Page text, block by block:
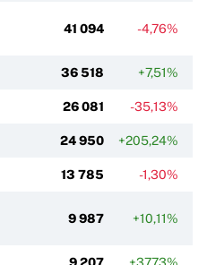
41 094 -4,76%
36 518 +7,51%
26 081 -35,13%
24 950 +205,24%
13 785 -1,30%
9 987 +10,11%
9 207 +37,73%